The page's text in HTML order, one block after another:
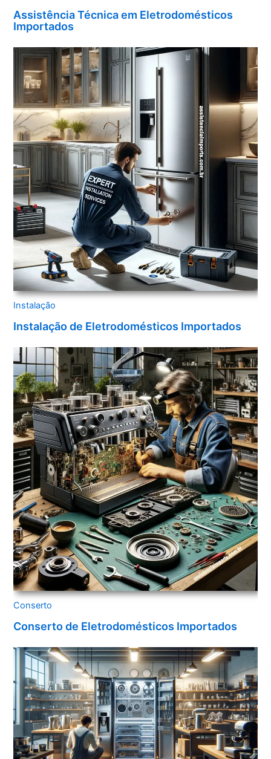
Assistência Técnica em Eletrodomésticos
Importados
Instalação
Instalação de Eletrodomésticos Importados
Conserto
Conserto de Eletrodomésticos Importados